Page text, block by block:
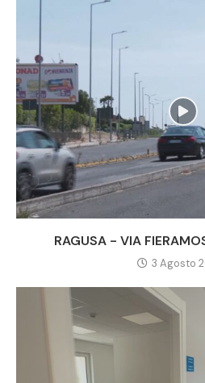
RAGUSA - VIA
3 Agosto